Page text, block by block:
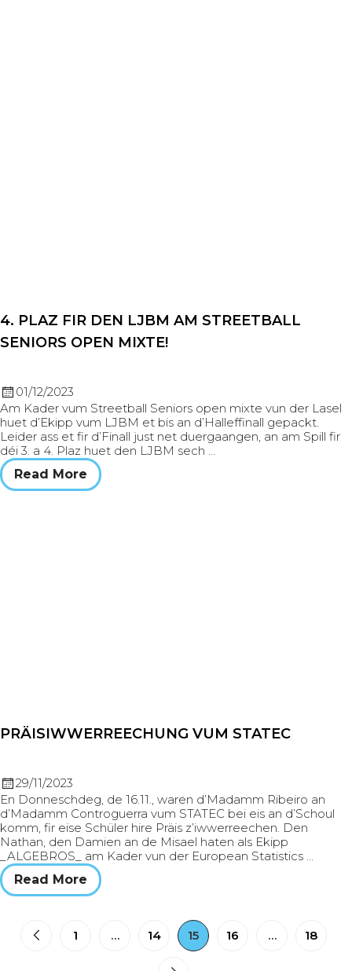
4. PLAZ FIR DEN LJBM AM STREETBALL
SENIORS OPEN MIXTE!
01/12/2023
Am Kader vum Streetball Seniors open mixte vun der Lasel
huet d’Ekipp vum LJBM et bis an d’Halleffinall gepackt.
Leider ass et fir d’Finall just net duergaangen, an am Spill fir
déi 3. a 4. Plaz huet den LJBM sech …
Read More
PRÄISIWWERREECHUNG VUM STATEC
29/11/2023
En Donneschdeg, de 16.11., waren d’Madamm Ribeiro an
d’Madamm Controguerra vum STATEC bei eis an d’Schoul
komm, fir eise Schüler hire Präis z’iwwerreechen. Den
Nathan, den Damien an de Misael haten als Ekipp
_ALGEBROS_ am Kader vun der European Statistics …
Read More
1 … 14 15 16 … 18